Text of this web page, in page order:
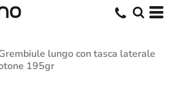
lungo con tasca laterale
195gr